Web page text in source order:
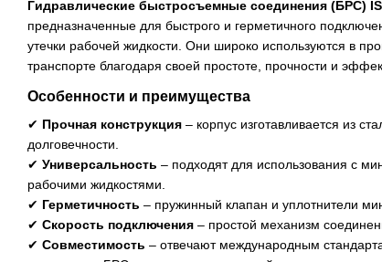
Гидравлические быстросъемные соединения (БРС)
предназначенные для быстрого и герметичного
утечки рабочей жидкости. Они широко используются в
транспорте благодаря своей простоте, прочности и
Особенности и преимущества
✔ Прочная конструкция – корпус изготавливается из
долговечности.
✔ Универсальность – подходят для использования с
рабочими жидкостями.
✔ Герметичность – пружинный клапан и уплотнители
✔ Скорость подключения – простой механизм
✔ Совместимость – отвечают международным